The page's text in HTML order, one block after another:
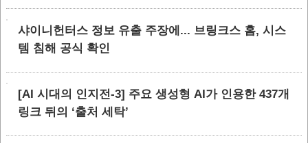
샤이니헌터스 정보 유출 주장에... 브링크스 홈, 시스
템 침해 공식 확인
[AI 시대의 인지전-3] 주요 생성형 AI가 인용한 437개
링크 뒤의 ‘출처 세탁’